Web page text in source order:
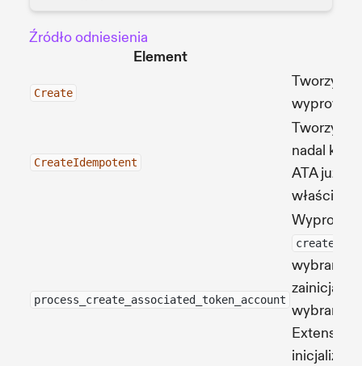
Źródło odniesienia
Element
Create
Tworzy
CreateIdempotent
Tworzy
nadal
ATA już
process_create_associated_token_account
wybranym
Extension
inicjalizuje